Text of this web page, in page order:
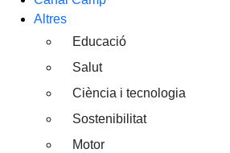
Altres
Educació
Salut
Ciència i tecnologia
Sostenibilitat
Motor